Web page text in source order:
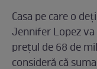
Casa pe care o
Jennifer Lopez
prețul de 68 de
consideră că